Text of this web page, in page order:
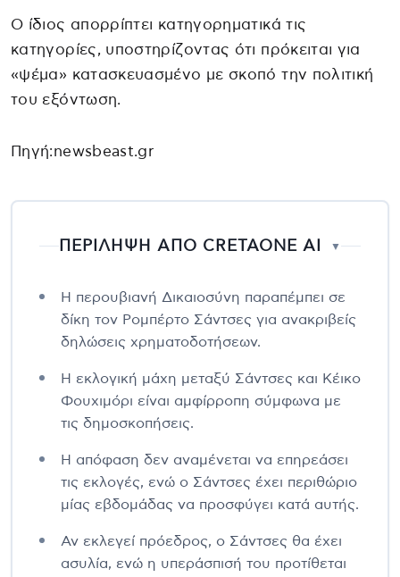
Ο ίδιος απορρίπτει κατηγορηματικά τις
κατηγορίες, υποστηρίζοντας ότι πρόκειται για
«ψέμα» κατασκευασμένο με σκοπό την πολιτική
του εξόντωση.
Πηγή:newsbeast.gr
ΠΕΡΙΛΗΨΗ ΑΠΟ CRETAONE AI ▼
Η περουβιανή Δικαιοσύνη παραπέμπει σε
δίκη τον Ρομπέρτο Σάντσες για ανακριβείς
δηλώσεις χρηματοδοτήσεων.
Η εκλογική μάχη μεταξύ Σάντσες και Κέικο
Φουχιμόρι είναι αμφίρροπη σύμφωνα με
τις δημοσκοπήσεις.
Η απόφαση δεν αναμένεται να επηρεάσει
τις εκλογές, ενώ ο Σάντσες έχει περιθώριο
μίας εβδομάδας να προσφύγει κατά αυτής.
Αν εκλεγεί πρόεδρος, ο Σάντσες θα έχει
ασυλία, ενώ η υπεράσπισή του προτίθεται